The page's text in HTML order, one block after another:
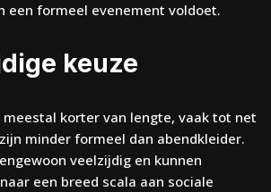
een formeel evenement voldoet.
keuze
meestal korter van lengte, vaak tot net
minder formeel dan abendkleider.
veelzijdig en kunnen
een breed scala aan sociale